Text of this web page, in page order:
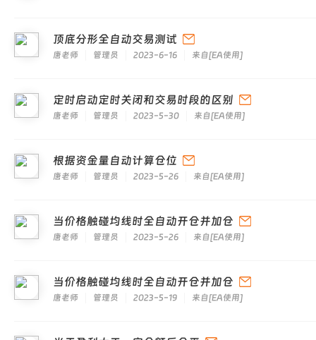
顶底分形全自动交易测试
唐老师 管理员 2023-6-16 来自[EA使用]
定时启动定时关闭和交易时段的区别
唐老师 管理员 2023-5-30 来自[EA使用]
根据资金量自动计算仓位
唐老师 管理员 2023-5-26 来自[EA使用]
当价格触碰均线时全自动开仓并加仓
唐老师 管理员 2023-5-26 来自[EA使用]
当价格触碰均线时全自动开仓并加仓
唐老师 管理员 2023-5-19 来自[EA使用]